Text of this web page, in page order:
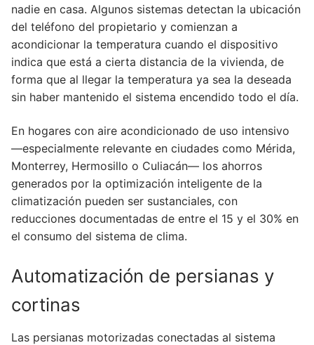
nadie en casa. Algunos sistemas detectan la ubicación
del teléfono del propietario y comienzan a
acondicionar la temperatura cuando el dispositivo
indica que está a cierta distancia de la vivienda, de
forma que al llegar la temperatura ya sea la deseada
sin haber mantenido el sistema encendido todo el día.
En hogares con aire acondicionado de uso intensivo
—especialmente relevante en ciudades como Mérida,
Monterrey, Hermosillo o Culiacán— los ahorros
generados por la optimización inteligente de la
climatización pueden ser sustanciales, con
reducciones documentadas de entre el 15 y el 30% en
el consumo del sistema de clima.
Automatización de persianas y
cortinas
Las persianas motorizadas conectadas al sistema